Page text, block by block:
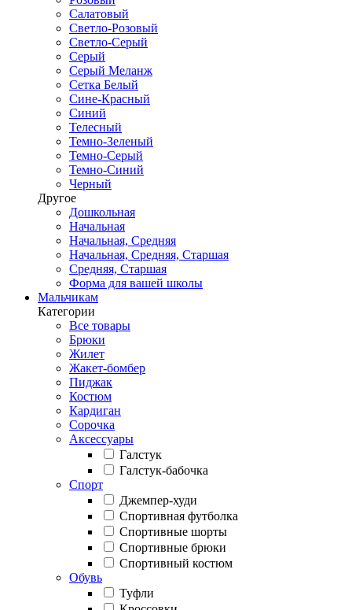
Салатовый
Светло-Розовый
Светло-Серый
Серый
Серый Меланж
Сетка Белый
Сине-Красный
Синий
Телесный
Темно-Зеленый
Темно-Серый
Темно-Синий
Черный
Другое
Дошкольная
Начальная
Начальная, Средняя
Начальная, Средняя, Старшая
Средняя, Старшая
Форма для вашей школы
Мальчикам
Категории
Все товары
Брюки
Жилет
Жакет-бомбер
Пиджак
Костюм
Кардиган
Сорочка
Аксессуары
Галстук
Галстук-бабочка
Спорт
Джемпер-худи
Спортивная футболка
Спортивные шорты
Спортивные брюки
Спортивный костюм
Обувь
Туфли